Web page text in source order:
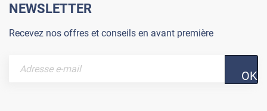
NEWSLETTER
Recevez nos offres et conseils en avant première
OK